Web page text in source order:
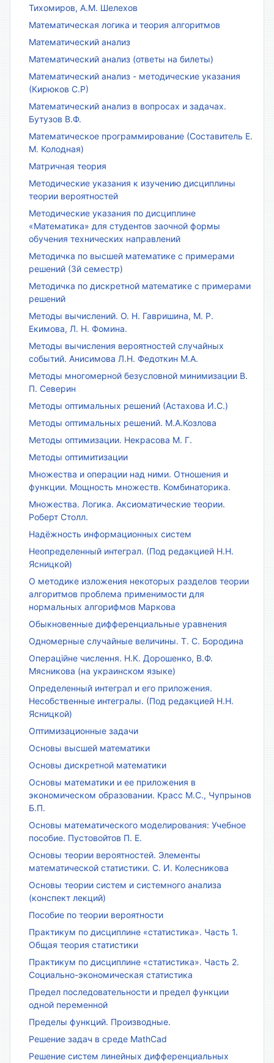
Тихомиров, А.М. Шелехов
Математическая логика и теория алгоритмов
Математический анализ
Математический анализ (ответы на билеты)
Математический анализ - методические указания
(Кирюков С.Р)
Математический анализ в вопросах и задачах.
Бутузов В.Ф.
Математическое программирование (Составитель Е.
М. Колодная)
Матричная теория
Методические указания к изучению дисциплины
теории вероятностей
Методические указания по дисциплине
«Математика» для студентов заочной формы
обучения технических направлений
Методичка по высшей математике с примерами
решений (3й семестр)
Методичка по дискретной математике с примерами
решений
Методы вычислений. О. Н. Гавришина, М. Р.
Екимова, Л. Н. Фомина.
Методы вычисления вероятностей случайных
событий. Анисимова Л.Н. Федоткин М.А.
Методы многомерной безусловной минимизации В.
П. Северин
Методы оптимальных решений (Астахова И.С.)
Методы оптимальных решений. М.А.Козлова
Методы оптимизации. Некрасова М. Г.
Методы оптимитизации
Множества и операции над ними. Отношения и
функции. Мощность множеств. Комбинаторика.
Множества. Логика. Аксиоматические теории.
Роберт Столл.
Надёжность информационных систем
Неопределенный интеграл. (Под редакцией Н.Н.
Ясницкой)
О методике изложения некоторых разделов теории
алгоритмов проблема применимости для
нормальных алгорифмов Маркова
Обыкновенные дифференциальные уравнения
Одномерные случайные величины. Т. С. Бородина
Операційне числення. Н.К. Дорошенко, В.Ф.
Мясникова (на украинском языке)
Определенный интеграл и его приложения.
Несобственные интегралы. (Под редакцией Н.Н.
Ясницкой)
Оптимизационные задачи
Основы высшей математики
Основы дискретной математики
Основы математики и ее приложения в
экономическом образовании. Красс М.С., Чупрынов
Б.П.
Основы математического моделирования: Учебное
пособие. Пустовойтов П. Е.
Основы теории вероятностей. Элементы
математической статистики. С. И. Колесникова
Основы теории систем и системного анализа
(конспект лекций)
Пособие по теории вероятности
Практикум по дисциплине «статистика». Часть 1.
Общая теория статистики
Практикум по дисциплине «статистика». Часть 2.
Социально-экономическая статистика
Предел последовательности и предел функции
одной переменной
Пределы функций. Производные.
Решение задач в среде MathCad
Решение систем линейных дифференциальных